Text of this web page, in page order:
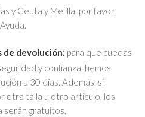
y Ceuta y Melilla, por favor,
de devolución: para que puedas
y confianza, hemos
a 30 días. Además, si
otra talla u otro artículo, los
serán gratuitos.